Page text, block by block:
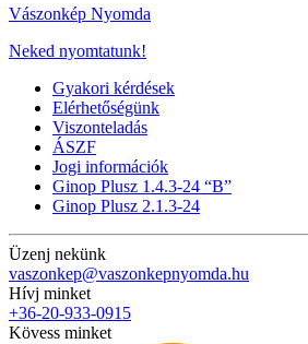
Vászonkép Nyomda
Neked nyomtatunk!
Gyakori kérdések
Elérhetőségünk
Viszonteladás
ÁSZF
Jogi információk
Ginop Plusz 1.4.3-24 “B”
Ginop Plusz 2.1.3-24
Üzenj nekünk
vaszonkep@vaszonkepnyomda.hu
Hívj minket
+36-20-933-0915
Kövess minket